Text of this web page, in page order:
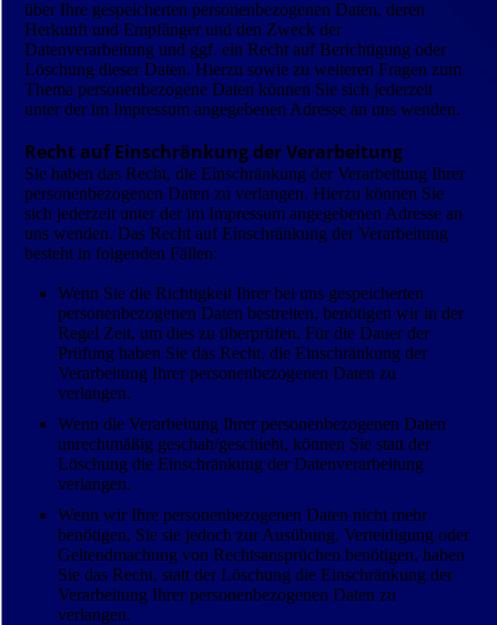
über Ihre gespeicherten personenbezogenen Daten, deren
Herkunft und Empfänger und den Zweck der
Datenverarbeitung und ggf. ein Recht auf Berichtigung oder
Löschung dieser Daten. Hierzu sowie zu weiteren Fragen zum
Thema personenbezogene Daten können Sie sich jederzeit
unter der im Impressum angegebenen Adresse an uns wenden.
Recht auf Einschränkung der Verarbeitung
Sie haben das Recht, die Einschränkung der Verarbeitung Ihrer
personenbezogenen Daten zu verlangen. Hierzu können Sie
sich jederzeit unter der im Impressum angegebenen Adresse an
uns wenden. Das Recht auf Einschränkung der Verarbeitung
besteht in folgenden Fällen:
Wenn Sie die Richtigkeit Ihrer bei uns gespeicherten
personenbezogenen Daten bestreiten, benötigen wir in der
Regel Zeit, um dies zu überprüfen. Für die Dauer der
Prüfung haben Sie das Recht, die Einschränkung der
Verarbeitung Ihrer personenbezogenen Daten zu
verlangen.
Wenn die Verarbeitung Ihrer personenbezogenen Daten
unrechtmäßig geschah/geschieht, können Sie statt der
Löschung die Einschränkung der Datenverarbeitung
verlangen.
Wenn wir Ihre personenbezogenen Daten nicht mehr
benötigen, Sie sie jedoch zur Ausübung, Verteidigung oder
Geltendmachung von Rechtsansprüchen benötigen, haben
Sie das Recht, statt der Löschung die Einschränkung der
Verarbeitung Ihrer personenbezogenen Daten zu
verlangen.